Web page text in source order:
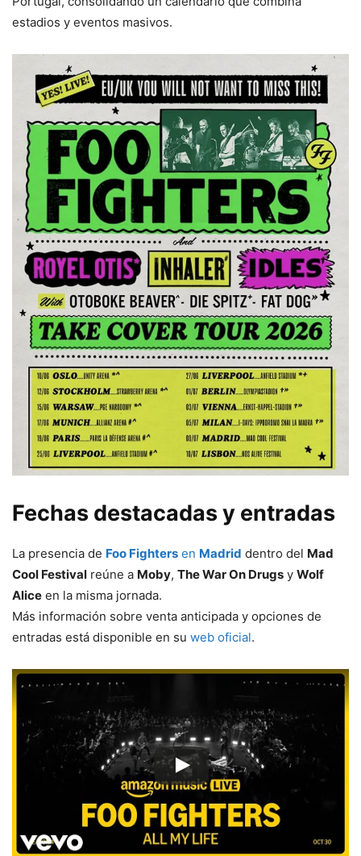
estadios y eventos masivos.
Fechas destacadas y entradas
La presencia de Foo Fighters en Madrid dentro del Mad
Cool Festival reúne a Moby, The War On Drugs y Wolf
Alice en la misma jornada.
Más información sobre venta anticipada y opciones de
entradas está disponible en su web oficial.